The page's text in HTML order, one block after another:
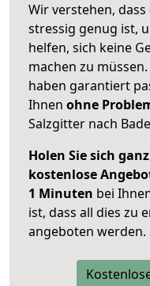
Wir verstehen,
stressig genug ist,
helfen, sich keine
machen zu
haben garantiert
Ihnen ohne
Salzgitter nach
Holen Sie sich
kostenlose
1 Minuten bei
ist, dass all dies zu
angeboten werden.